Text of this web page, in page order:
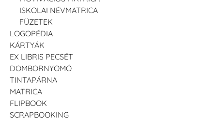
ISKOLAI NÉVMATRICA
FÜZETEK
LOGOPÉDIA
KÁRTYÁK
EX LIBRIS PECSÉT
DOMBORNYOMÓ
TINTAPÁRNA
MATRICA
FLIPBOOK
SCRAPBOOKING